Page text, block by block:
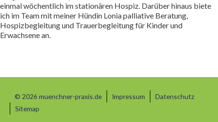
einmal wöchentlich im stationären Hospiz. Darüber hinaus biete
ich im Team mit meiner Hündin Lonia palliative Beratung,
Hospizbegleitung und Trauerbegleitung für Kinder und
Erwachsene an.
© 2026 muenchner-praxis.de Impressum
Datenschutz
Sitemap